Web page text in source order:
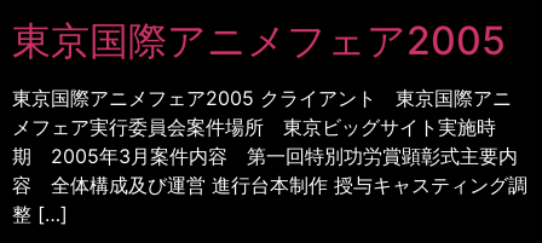
東京国際アニメフェア2005
東京国際アニメフェア2005 クライアント 東京国際アニ
メフェア実行委員会案件場所 東京ビッグサイト実施時
期 2005年3月案件内容 第一回特別功労賞顕彰式主要内
容 全体構成及び運営 進行台本制作 授与キャスティング調
整 […]